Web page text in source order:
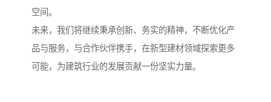
空间。
未来，我们将继续秉承创新、务实的精神，不断优化产
品与服务，与合作伙伴携手，在新型建材领域探索更多
可能，为建筑行业的发展贡献一份坚实力量。